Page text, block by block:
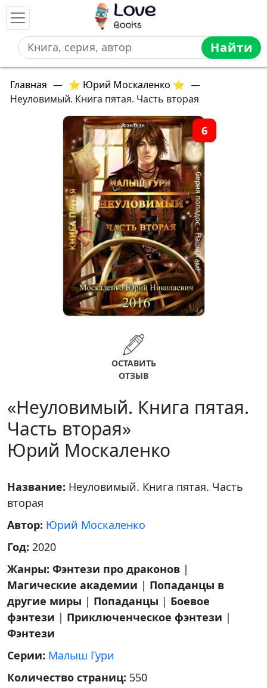
Найти
Главная — ⭐ Юрий Москаленко ⭐ —
Неуловимый. Книга пятая. Часть вторая
6
ОСТАВИТЬ
ОТЗЫВ
«Неуловимый. Книга пятая.
Часть вторая»
Юрий Москаленко
Название: Неуловимый. Книга пятая. Часть
вторая
Автор: Юрий Москаленко
Год: 2020
Жанры: Фэнтези про драконов |
Магические академии | Попаданцы в
другие миры | Попаданцы | Боевое
фэнтези | Приключенческое фэнтези |
Фэнтези
Серии: Малыш Гури
Количество страниц: 550